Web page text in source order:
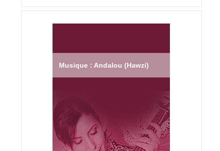
Musique : Andalou (Hawzi)